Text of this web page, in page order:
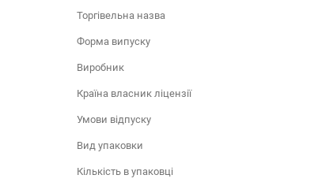
Торгівельна назва
Форма випуску
Виробник
Країна власник ліцензії
Умови відпуску
Вид упаковки
Кількість в упаковці